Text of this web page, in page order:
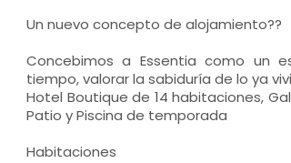
Un nuevo concepto de alojamiento??
Concebimos a Essentia como un
tiempo, valorar la sabiduría de lo ya
Hotel Boutique de 14 habitaciones,
Patio y Piscina de temporada
Habitaciones